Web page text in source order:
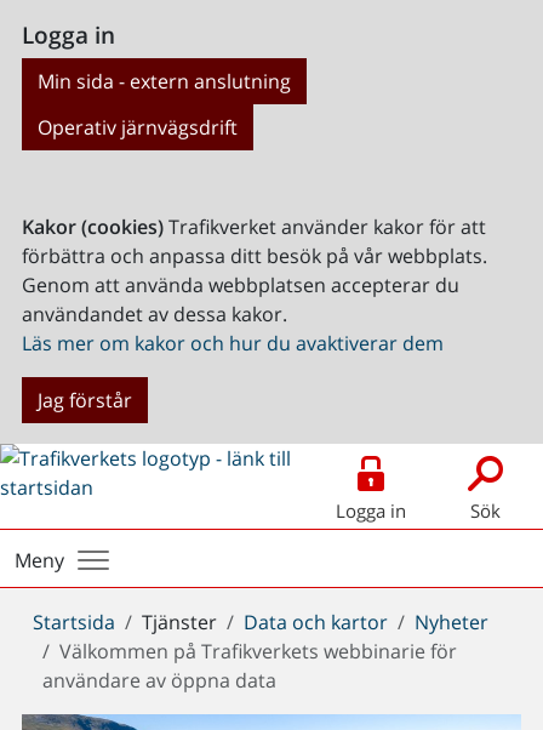
Logga in
Min sida - extern anslutning
Operativ järnvägsdrift
Kakor (cookies)Trafikverket använder kakor för att
förbättra och anpassa ditt besök på vår webbplats.
Genom att använda webbplatsen accepterar du
användandet av dessa kakor.
Läs mer om kakor och hur du avaktiverar dem
Jag förstår
Logga in Sök
Meny
Du
är
här:
Startsida Tjänster Data och kartor
Nyheter
Välkommen på Trafikverkets webbinarie för
användare av öppna data